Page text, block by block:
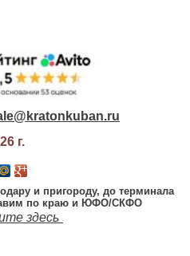
г.
и пригороду, до терминала
по краю и ЮФО/СКФО
здесь